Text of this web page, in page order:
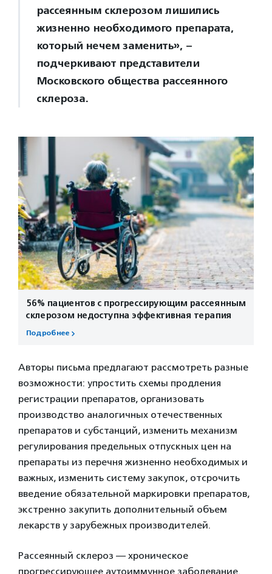
рассеянным склерозом лишились
жизненно необходимого препарата,
который нечем заменить», –
подчеркивают представители
Московского общества рассеянного
склероза.
56% пациентов с прогрессирующим рассеянным
склерозом недоступна эффективная терапия
Подробнее
Авторы письма предлагают рассмотреть разные
возможности: упростить схемы продления
регистрации препаратов, организовать
производство аналогичных отечественных
препаратов и субстанций, изменить механизм
регулирования предельных отпускных цен на
препараты из перечня жизненно необходимых и
важных, изменить систему закупок, отсрочить
введение обязательной маркировки препаратов,
экстренно закупить дополнительный объем
лекарств у зарубежных производителей.
Рассеянный склероз — хроническое
прогрессирующее аутоиммунное заболевание.